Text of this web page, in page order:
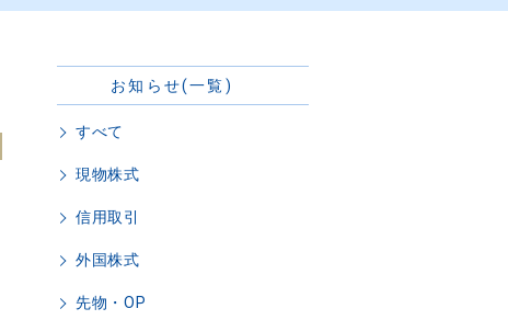
お知らせ(一覧)
すべて
現物株式
信用取引
外国株式
先物・OP